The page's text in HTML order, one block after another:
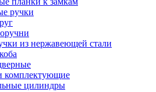
ручки
из нержавеющей стали
комплектующие
цилиндры